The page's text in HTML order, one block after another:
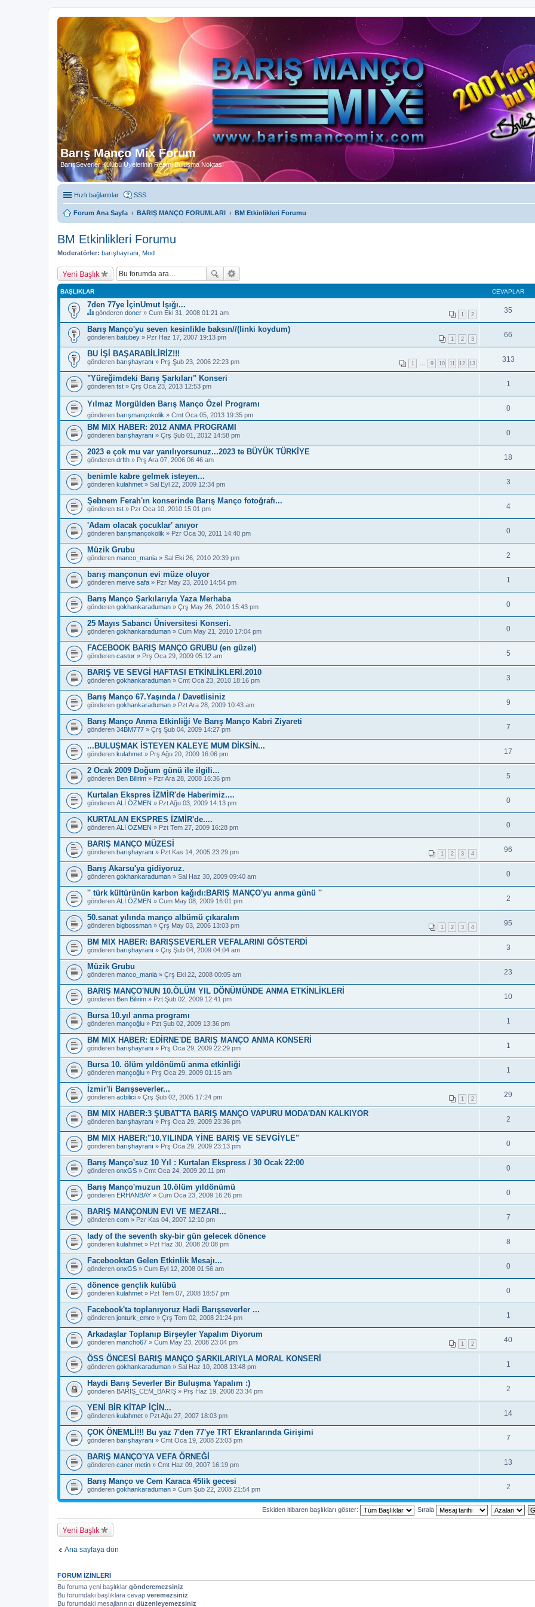
Barış Manço Mix Forum
BarışSeverler Kulübü Üyelerinin Resmi Buluşma Noktası
Hızlı bağlantılar SSS
Forum Ana Sayfa BARIŞ MANÇO FORUMLARI BM Etkinlikleri Forumu
BM Etkinlikleri Forumu
Moderatörler: barışhayranı Mod
Yeni Başlık
BAŞLIKLAR CEVAPLAR
7den 77ye İçinUmut Işığı...
1 2
B
u
b
a
ş
l
ı
b
i
r
a
n
e
t
e
a
h
i
p
.
gönderen doner » Cum Eki 31, 2008 01:21 am 35
Barış Manço'yu seven kesinlikle baksın//(linki koydum)
1 2 3
gönderen batubey » Pzr Haz 17, 2007 19:13 pm 66
BU İŞİ BAŞARABİLİRİZ!!!
1 … 9 10 11 12 13
gönderen barışhayranı » Prş Şub 23, 2006 22:23 pm 313
"Yüreğimdeki Barış Şarkıları" Konseri
gönderen tst » Çrş Oca 23, 2013 12:53 pm 1
Yılmaz Morgülden Barış Manço Özel Programı
gönderen barışmançokolik » Cmt Oca 05, 2013 19:35 pm
0
BM MIX HABER: 2012 ANMA PROGRAMI
gönderen barışhayranı » Çrş Şub 01, 2012 14:58 pm 0
2023 e çok mu var yanılıyorsunuz...2023 te BÜYÜK TÜRKİYE
gönderen drfth » Prş Ara 07, 2006 06:46 am 18
benimle kabre gelmek isteyen...
gönderen kulahmet » Sal Eyl 22, 2009 12:34 pm 3
Şebnem Ferah'ın konserinde Barış Manço fotoğrafı...
gönderen tst » Pzr Oca 10, 2010 15:01 pm 4
'Adam olacak çocuklar' anıyor
gönderen barışmançokolik » Pzr Oca 30, 2011 14:40 pm 0
Müzik Grubu
gönderen manco_mania » Sal Eki 26, 2010 20:39 pm 2
barış mançonun evi müze oluyor
gönderen merve safa » Pzr May 23, 2010 14:54 pm 1
Barış Manço Şarkılarıyla Yaza Merhaba
gönderen gokhankaraduman » Çrş May 26, 2010 15:43 pm 0
25 Mayıs Sabancı Üniversitesi Konseri.
gönderen gokhankaraduman » Cum May 21, 2010 17:04 pm 0
FACEBOOK BARIŞ MANÇO GRUBU (en güzel)
gönderen castor » Prş Oca 29, 2009 05:12 am 5
BARIŞ VE SEVGİ HAFTASI ETKİNLİKLERİ.2010
gönderen gokhankaraduman » Cmt Oca 23, 2010 18:16 pm 3
Barış Manço 67.Yaşında / Davetlisiniz
gönderen gokhankaraduman » Pzt Ara 28, 2009 10:43 am 9
Barış Manço Anma Etkinliği Ve Barış Manço Kabri Ziyareti
gönderen 34BM777 » Çrş Şub 04, 2009 14:27 pm 7
...BULUŞMAK İSTEYEN KALEYE MUM DİKSİN...
gönderen kulahmet » Prş Ağu 20, 2009 16:06 pm 17
2 Ocak 2009 Doğum günü ile ilgili...
gönderen Ben Bilirim » Pzr Ara 28, 2008 16:36 pm 5
Kurtalan Ekspres İZMİR'de Haberimiz....
gönderen ALİ ÖZMEN » Pzt Ağu 03, 2009 14:13 pm 0
KURTALAN EKSPRES İZMİR'de....
gönderen ALİ ÖZMEN » Pzt Tem 27, 2009 16:28 pm 0
BARIŞ MANÇO MÜZESİ
1 2 3 4
gönderen barışhayranı » Pzt Kas 14, 2005 23:29 pm 96
Barış Akarsu'ya gidiyoruz.
gönderen gokhankaraduman » Sal Haz 30, 2009 09:40 am 0
'' türk kültürünün karbon kağıdı:BARIŞ MANÇO'yu anma günü ''
gönderen ALİ ÖZMEN » Cum May 08, 2009 16:01 pm 2
50.sanat yılında manço albümü çıkaralım
1 2 3 4
gönderen bigbossman » Çrş May 03, 2006 13:03 pm 95
BM MIX HABER: BARIŞSEVERLER VEFALARINI GÖSTERDİ
gönderen barışhayranı » Çrş Şub 04, 2009 04:04 am 3
Müzik Grubu
gönderen manco_mania » Çrş Eki 22, 2008 00:05 am 23
BARIŞ MANÇO'NUN 10.ÖLÜM YIL DÖNÜMÜNDE ANMA ETKİNLİKLERİ
gönderen Ben Bilirim » Pzt Şub 02, 2009 12:41 pm 10
Bursa 10.yıl anma programı
gönderen mançoğlu » Pzt Şub 02, 2009 13:36 pm 1
BM MIX HABER: EDİRNE'DE BARIŞ MANÇO ANMA KONSERİ
gönderen barışhayranı » Prş Oca 29, 2009 22:29 pm 1
Bursa 10. ölüm yıldönümü anma etkinliği
gönderen mançoğlu » Prş Oca 29, 2009 01:15 am 1
İzmir'li Barışseverler...
1 2
gönderen acbilici » Çrş Şub 02, 2005 17:24 pm 29
BM MIX HABER:3 ŞUBAT'TA BARIŞ MANÇO VAPURU MODA'DAN KALKIYOR
gönderen barışhayranı » Prş Oca 29, 2009 23:36 pm 2
BM MIX HABER:"10.YILINDA YİNE BARIŞ VE SEVGİYLE"
gönderen barışhayranı » Prş Oca 29, 2009 23:13 pm 0
Barış Manço'suz 10 Yıl : Kurtalan Ekspress / 30 Ocak 22:00
gönderen onxGS » Cmt Oca 24, 2009 20:11 pm 0
Barış Manço'muzun 10.ölüm yıldönümü
gönderen ERHANBAY » Cum Oca 23, 2009 16:26 pm 0
BARIŞ MANÇONUN EVI VE MEZARI...
gönderen com » Pzr Kas 04, 2007 12:10 pm 7
lady of the seventh sky-bir gün gelecek dönence
gönderen kulahmet » Pzt Haz 30, 2008 20:08 pm 8
Facebooktan Gelen Etkinlik Mesajı...
gönderen onxGS » Cum Eyl 12, 2008 01:56 am 0
dönence gençlik kulübü
gönderen kulahmet » Pzt Tem 07, 2008 18:57 pm 0
Facebook'ta toplanıyoruz Hadi Barışseverler ...
gönderen jonturk_emre » Çrş Tem 02, 2008 21:24 pm 1
Arkadaşlar Toplanıp Birşeyler Yapalım Diyorum
1 2
gönderen mancho67 » Cum May 23, 2008 23:04 pm 40
ÖSS ÖNCESİ BARIŞ MANÇO ŞARKILARIYLA MORAL KONSERİ
gönderen gokhankaraduman » Sal Haz 10, 2008 13:48 pm 1
Haydi Barış Severler Bir Buluşma Yapalım :)
gönderen BARIŞ_CEM_BARIŞ » Prş Haz 19, 2008 23:34 pm 2
YENİ BİR KİTAP İÇİN...
gönderen kulahmet » Pzt Ağu 27, 2007 18:03 pm 14
ÇOK ÖNEMLİ!!! Bu yaz 7'den 77'ye TRT Ekranlarında Girişimi
gönderen barışhayranı » Cmt Oca 19, 2008 23:03 pm 7
BARIŞ MANÇO'YA VEFA ÖRNEĞİ
gönderen caner metin » Cmt Haz 09, 2007 16:19 pm 13
Barış Manço ve Cem Karaca 45lik gecesi
gönderen gokhankaraduman » Cum Şub 22, 2008 21:54 pm 2
Eskiden itibaren başlıkları göster: Sırala
Yeni Başlık
Ana sayfaya dön
FORUM IZINLERI
Bu foruma yeni başlıklar gönderemezsiniz
Bu forumdaki başlıklara cevap veremezsiniz
Bu forumdaki mesajlarınızı düzenleyemezsiniz